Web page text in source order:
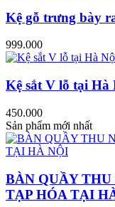
Kệ gỗ trưng bày
999.000
Kệ sắt V lỗ tại Hà
450.000
Sản phẩm mới nhất
BÀN QUẦY
TẠP HÓA TẠI